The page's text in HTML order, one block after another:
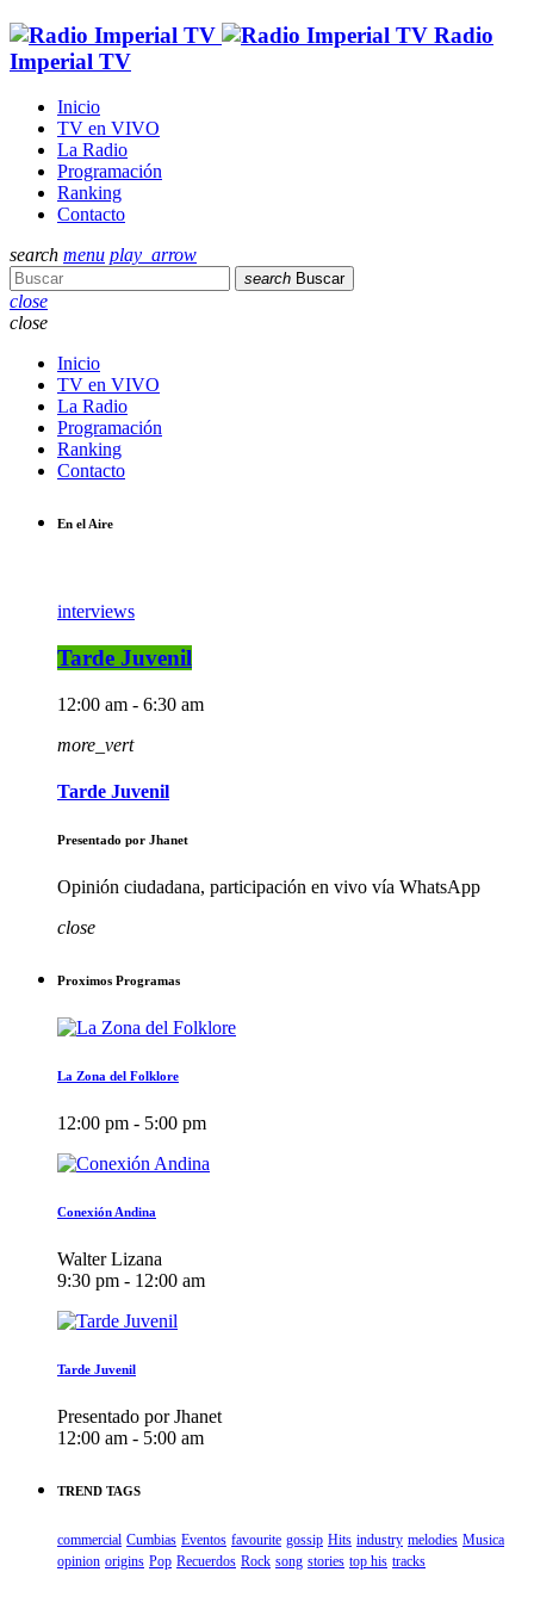
Radio
Imperial TV
Inicio
TV en VIVO
La Radio
Programación
Ranking
Contacto
search menu play_arrow
search Buscar
close
close
Inicio
TV en VIVO
La Radio
Programación
Ranking
Contacto
En el Aire
interviews
Tarde Juvenil
12:00 am - 6:30 am
more_vert
Tarde Juvenil
Presentado por Jhanet
Opinión ciudadana, participación en vivo vía WhatsApp
close
Proximos Programas
La Zona del Folklore
12:00 pm - 5:00 pm
Conexión Andina
Walter Lizana
9:30 pm - 12:00 am
Tarde Juvenil
Presentado por Jhanet
12:00 am - 5:00 am
TREND TAGS
commercial Cumbias Eventos favourite gossip Hits industry melodies Musica
opinion origins Pop Recuerdos Rock song stories top his tracks